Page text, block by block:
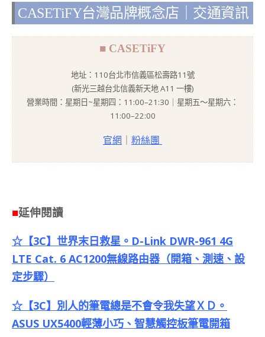
CASETiFY台灣品牌概念店｜交通資訊
■ CASETiFY
地址：110台北市信義區松壽路11號
(新光三越台北信義新天地 A11 一樓)
營業時間：星期日~星期四：11:00–21:30｜星期五～星期六：
11:00–22:00
官網 粉絲團
■延伸閱讀
☆【3C】世界末日救星。D-Link DWR-961 4G
LTE Cat. 6 AC1200無線路由器（開箱、測速、設
定步驟）
☆【3C】別人的筆電總是不會令我失望ＸＤ。
ASUS UX5400輕薄小巧、智慧觸控板筆電開箱